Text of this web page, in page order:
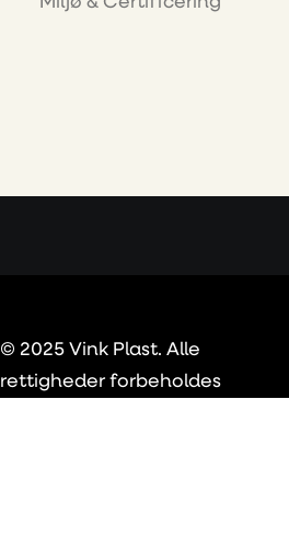
© 2025 Vink Plast. Alle
rettigheder forbeholdes